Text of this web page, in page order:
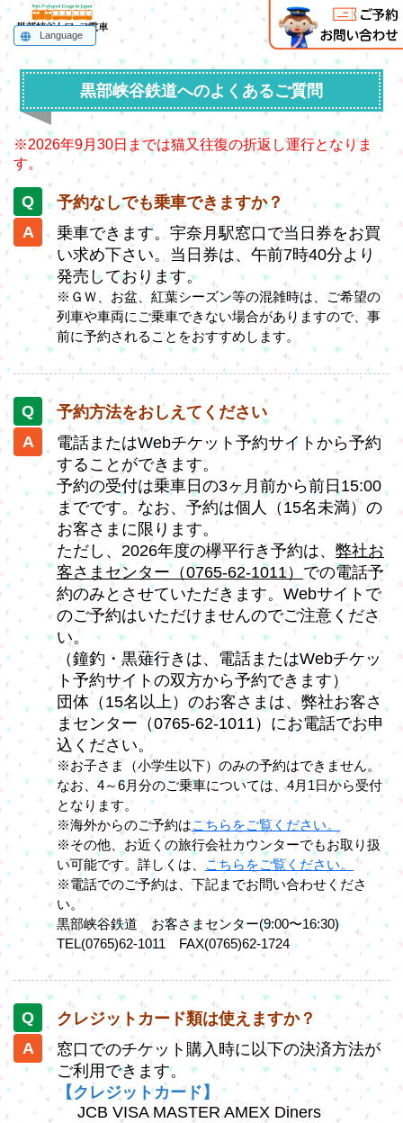
Language
English
한국어
简体中文
繁體中文
ไทย
黒部峡谷鉄道へのよくあるご質問
※2026年9月30日までは猫又往復の折返し運行となりま
す。
予約なしでも乗車できますか？
乗車できます。宇奈月駅窓口で当日券をお買
い求め下さい。当日券は、午前7時40分より
発売しております。
※ＧＷ、お盆、紅葉シーズン等の混雑時は、ご希望の
列車や車両にご乗車できない場合がありますので、事
前に予約されることをおすすめします。
予約方法をおしえてください
電話またはWebチケット予約サイトから予約
することができます。
予約の受付は乗車日の3ヶ月前から前日15:00
までです。なお、予約は個人（15名未満）の
お客さまに限ります。
ただし、2026年度の欅平行き予約は、 弊社お
客さまセンター（0765-62-1011） での電話予
約のみとさせていただきます。Webサイトで
のご予約はいただけませんのでご注意くださ
い。
（鐘釣・黒薙行きは、電話またはWebチケッ
ト予約サイトの双方から予約できます）
団体（15名以上）のお客さまは、弊社お客さ
まセンター（0765-62-1011）にお電話でお申
込ください。
※お子さま（小学生以下）のみの予約はできません。
なお、4～6月分のご乗車については、4月1日から受付
となります。
※海外からのご予約はこちらをご覧ください。
※その他、お近くの旅行会社カウンターでもお取り扱
い可能です。詳しくは、
こちらをご覧ください。
※電話でのご予約は、下記までお問い合わせくださ
い。
黒部峡谷鉄道 お客さまセンター(9:00〜16:30)
TEL(0765)62-1011 FAX(0765)62-1724
クレジットカード類は使えますか？
窓口でのチケット購入時に以下の決済方法が
ご利用できます。
【クレジットカード】
JCB VISA MASTER AMEX Diners